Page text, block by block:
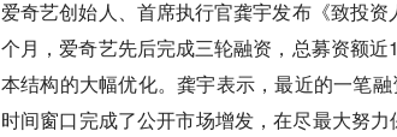
爱奇艺创始人、首席执行官龚宇发布《致投
个月，爱奇艺先后完成三轮融资，总募资额
本结构的大幅优化。龚宇表示，最近的一笔
时间窗口完成了公开市场增发，在尽最大努